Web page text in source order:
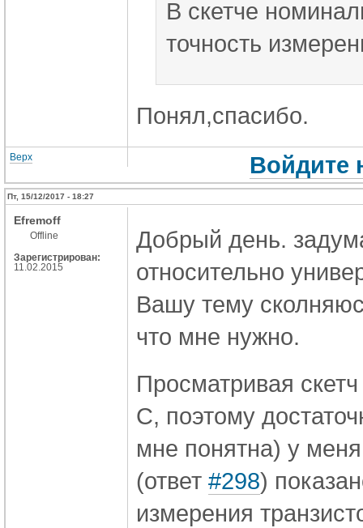
В скетче
точность
Понял,спасибо.
Верх Войдите
Пт, 15/12/2017 - 18:27
Efremoff
Offline
Зарегистрирован:
11.02.2015
Добрый день.
относительно
Вашу тему
что мне нужно.
Просматривая
С, поэтому
мне понятна) у
(ответ #298)
измерения